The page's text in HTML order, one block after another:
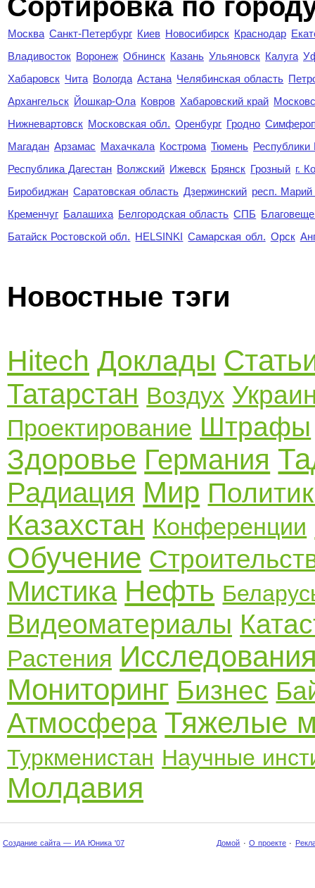
Cортировка по
Москва Санкт-Петербург Киев Новосибирск Краснодар
Владивосток Воронеж Обнинск Казань Ульяновск Калуга
Хабаровск Чита Вологда Астана Челябинская область
Архангельск Йошкар-Ола Ковров Хабаровский край
Нижневартовск Московская обл. Оренбург Гродно
Магадан Арзамас Махачкала Кострома Тюмень Республики
Республика Дагестан Волжский Ижевск Брянск Грозный г.
Биробиджан Саратовская область Дзержинский респ.
Кременчуг Балашиха Белгородская область СПБ
Батайск Ростовской обл. HELSINKI Самарская обл. Орск
Новостные тэги
Hitech Доклады
Татарстан Воздух
Проектирование Штрафы
Здоровье Германия
Радиация Мир
Казахстан Конференции
Обучение
Мистика Нефть
Видеоматериалы
Растения
Мониторинг Бизнес
Атмосфера Тяжелые
Туркменистан Научные
Молдавия
Создание сайта — ИА Юника '07 Домой · О проекте ·